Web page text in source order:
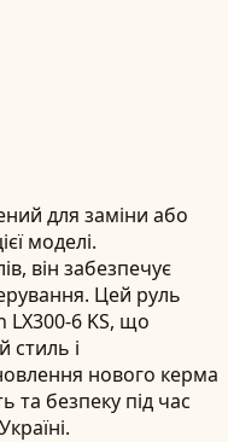
для заміни або
моделі.
він забезпечує
Цей руль
LX300-6 KS, що
стиль і
нового керма
та безпеку під час